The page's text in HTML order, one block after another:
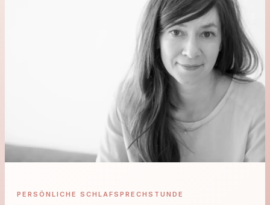
PERSÖNLICHE SCHLAFSPRECHSTUNDE